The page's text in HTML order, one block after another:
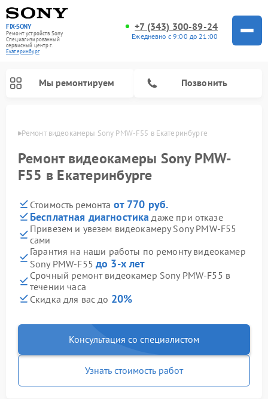
FIX-SONY
Ремонт устройств Sony
Специализированный
cервисный центр г.
Екатеринбург
+7 (343) 300-89-24
Ежедневно с 9:00 до 21:00
Мы ремонтируем Позвонить
Ремонт видеокамеры Sony PMW-F55 в Екатеринбурге
Ремонт видеокамеры Sony PMW-
F55 в Екатеринбурге
Стоимость ремонта от 770 руб.
Бесплатная диагностика даже при отказе
Привезем и увезем видеокамеру Sony PMW-F55
сами
Гарантия на наши работы по ремонту видеокамер
Sony PMW-F55 до 3-х лет
Срочный ремонт видеокамер Sony PMW-F55 в
течении часа
Скидка для вас до 20%
Консультация со специалистом
Узнать стоимость работ